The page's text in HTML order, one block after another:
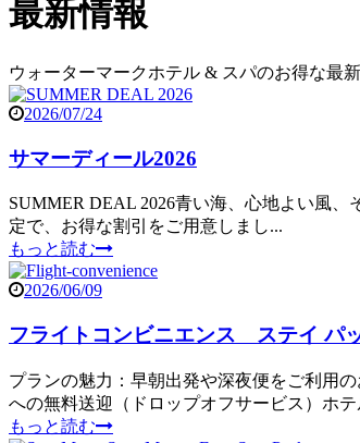
最新情報
ウォーターマークホテル & スパのお得な最
2026/07/24
サマーディール2026
SUMMER DEAL 2026青い海、心地よい風
定で、お得な割引をご用意しまし...
もっと読む
2026/06/09
フライトコンビニエンス ステイ パ
プランの魅力：早朝出発や深夜便をご利用
への無料送迎（ドロップオフサービス）ホ
もっと読む